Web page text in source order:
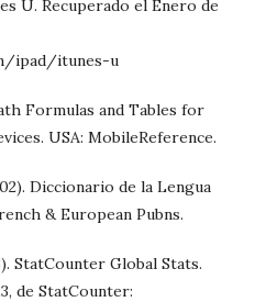
U. Recuperado el Enero de
ipad/itunes-u
Formulas and Tables for
USA: MobileReference.
Diccionario de la Lengua
& European Pubns.
StatCounter Global Stats.
de StatCounter: